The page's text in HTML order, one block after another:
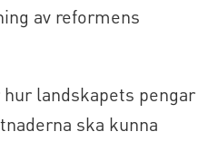
av reformens
landskapets pengar
ska kunna